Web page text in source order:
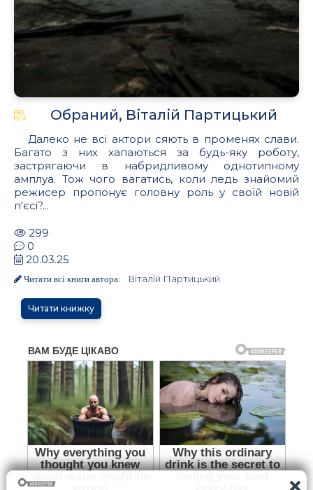
Обраний, Віталій Партицький
Далеко не всі актори сяють в променях слави.
Багато з них хапаються за будь-яку роботу,
застрягаючи в набридливому однотипному
амплуа. Тож чого вагатись, коли ледь знайомий
режисер пропонує головну роль у своїй новій
п'єсі?...
299
0
20.03.25
Читати всі книги автора: Віталій Партицький
Читати книжку